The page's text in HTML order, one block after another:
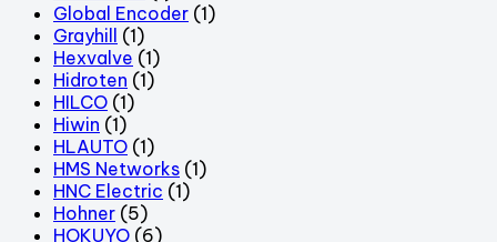
Global Encoder (1)
Grayhill (1)
Hexvalve (1)
Hidroten (1)
HILCO (1)
Hiwin (1)
HLAUTO (1)
HMS Networks (1)
HNC Electric (1)
Hohner (5)
HOKUYO (6)